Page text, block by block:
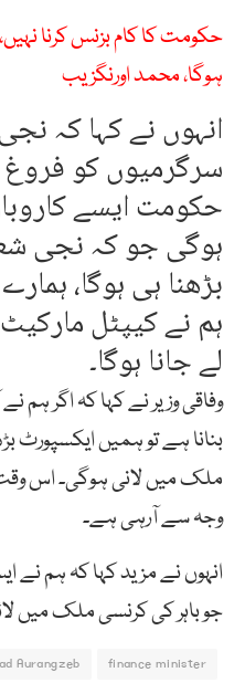
حکومت کا کام بزنس کرنا
ہوگا، محمد اورنگزیب
انہوں نے کہا کہ
سرگرمیوں کو فروغ
حکومت ایسے
ہوگی جو کہ نجی
بڑھنا ہی ہوگا،
ہم نے کیپٹل
لے جانا ہوگا۔
وفاقی وزیر نے کہا کہ اگر ہم
بنانا ہے تو ہمیں ایکسپورٹ
ملک میں لانی ہوگی۔ اس
وجہ سے آرہی ہے۔
انہوں نے مزید کہا کہ ہم نے
جو باہر کی کرنسی ملک میں
finance minister
Aurangzeb